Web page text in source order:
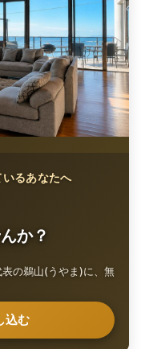
るあなたへ
か？
の鵜山(うやま)に、無
込む